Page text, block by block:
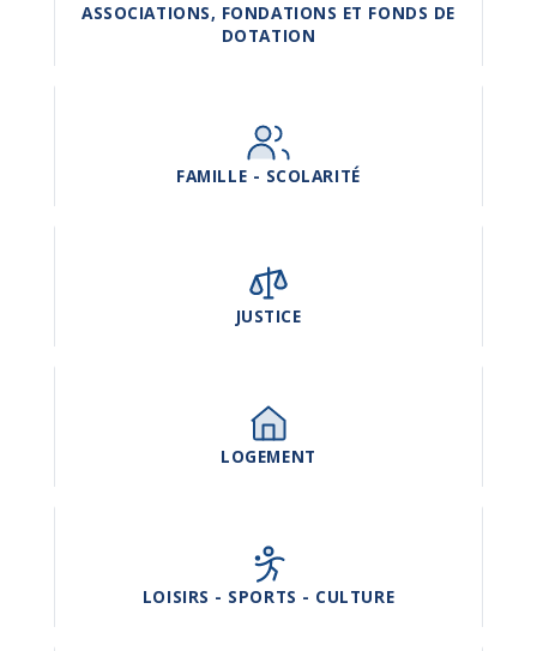
ASSOCIATIONS, FONDATIONS ET FONDS DE
DOTATION
FAMILLE - SCOLARITÉ
JUSTICE
LOGEMENT
LOISIRS - SPORTS - CULTURE